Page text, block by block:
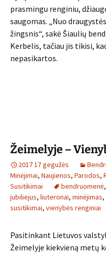
prasmingu renginiu,
saugomas. „Nuo
žingsnis“, sakė Šiaulių
Kerbelis, tačiau jis tikisi,
nepasikartos.
Žeimelyje –
2017 17 gegužės
Minėjimai, Naujienos, Parodos,
Susitikimai
bendruomenė,
jubiliejus, liuteronai, minėjimas,
susitikimai, vienybės renginiai
Pasitinkant Lietuvos
Žeimelyje kiekvieną metų